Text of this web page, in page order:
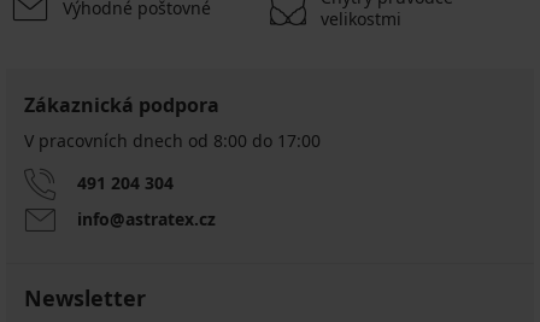
Výhodné poštovné
velikostmi
Zákaznická podpora
V pracovních dnech od 8:00 do 17:00
491 204 304
info@astratex.cz
Newsletter